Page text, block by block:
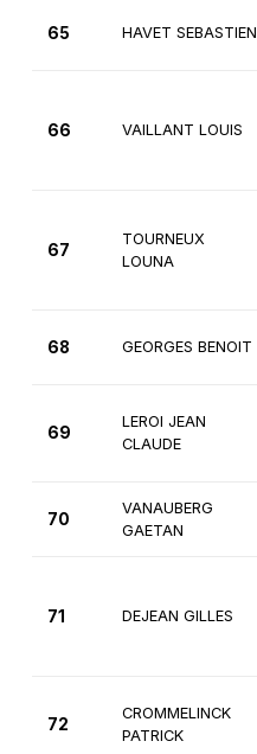
65 HAVET SEBASTIEN
66 VAILLANT LOUIS
67
TOURNEUX
LOUNA
68 GEORGES BENOIT
69
LEROI JEAN
CLAUDE
70
VANAUBERG
GAETAN
71 DEJEAN GILLES
72
CROMMELINCK
PATRICK